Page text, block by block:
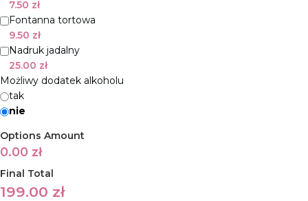
7.50 zł
Fontanna tortowa
9.50 zł
Nadruk jadalny
25.00 zł
Możliwy dodatek alkoholu
tak
nie
Options Amount
0.00 zł
Final Total
199.00 zł